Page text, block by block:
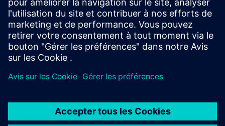
transparente et fiable à travers l'Arabie Saoudite afin que
votre entreprise reste opérationnelle
En savoir plus